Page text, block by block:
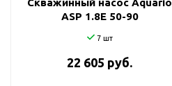
Скважинный насос Aquario
ASP 1.8Е 50-90
7 шт
22 605 руб.